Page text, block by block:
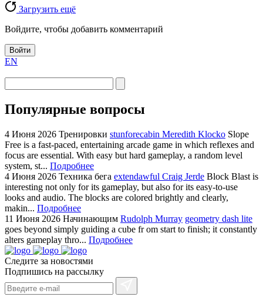
Загрузить ещё
Войдите, чтобы добавить комментарий
Войти
EN
Популярные вопросы
4 Июня 2026 Тренировки stunforecabin Meredith Klocko Slope
Free is a fast-paced, entertaining arcade game in which reflexes and
focus are essential. With easy but hard gameplay, a random level
system, st... Подробнее
4 Июня 2026 Техника бега extendawful Craig Jerde Block Blast is
interesting not only for its gameplay, but also for its easy-to-use
looks and audio. The blocks are colored brightly and clearly,
makin... Подробнее
11 Июня 2026 Начинающим Rudolph Murray geometry dash lite
goes beyond simply guiding a cube fr om start to finish; it constantly
alters gameplay thro... Подробнее
Следите за новостями
Подпишись на рассылку